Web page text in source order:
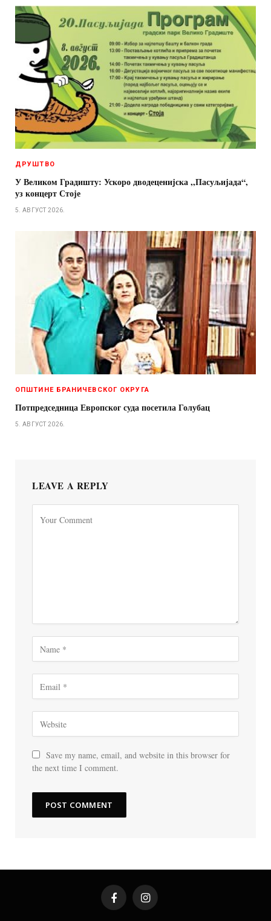
ДРУШТВО
У Великом Градишту: Ускоро дводеценијска ,,Пасуљијада“,
уз концерт Стоје
5. АВГУСТ 2026.
ОПШТИНЕ БРАНИЧЕВСКОГ ОКРУГА
Потпредседница Европског суда посетила Голубац
5. АВГУСТ 2026.
LEAVE A REPLY
Save my name, email, and website in this browser for
the next time I comment.
FacebookInstagram